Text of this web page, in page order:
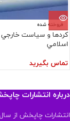
فروخته شده
کردها و سياست‏
اسلامي‏
تماس بگیرید
درباره انتشارات